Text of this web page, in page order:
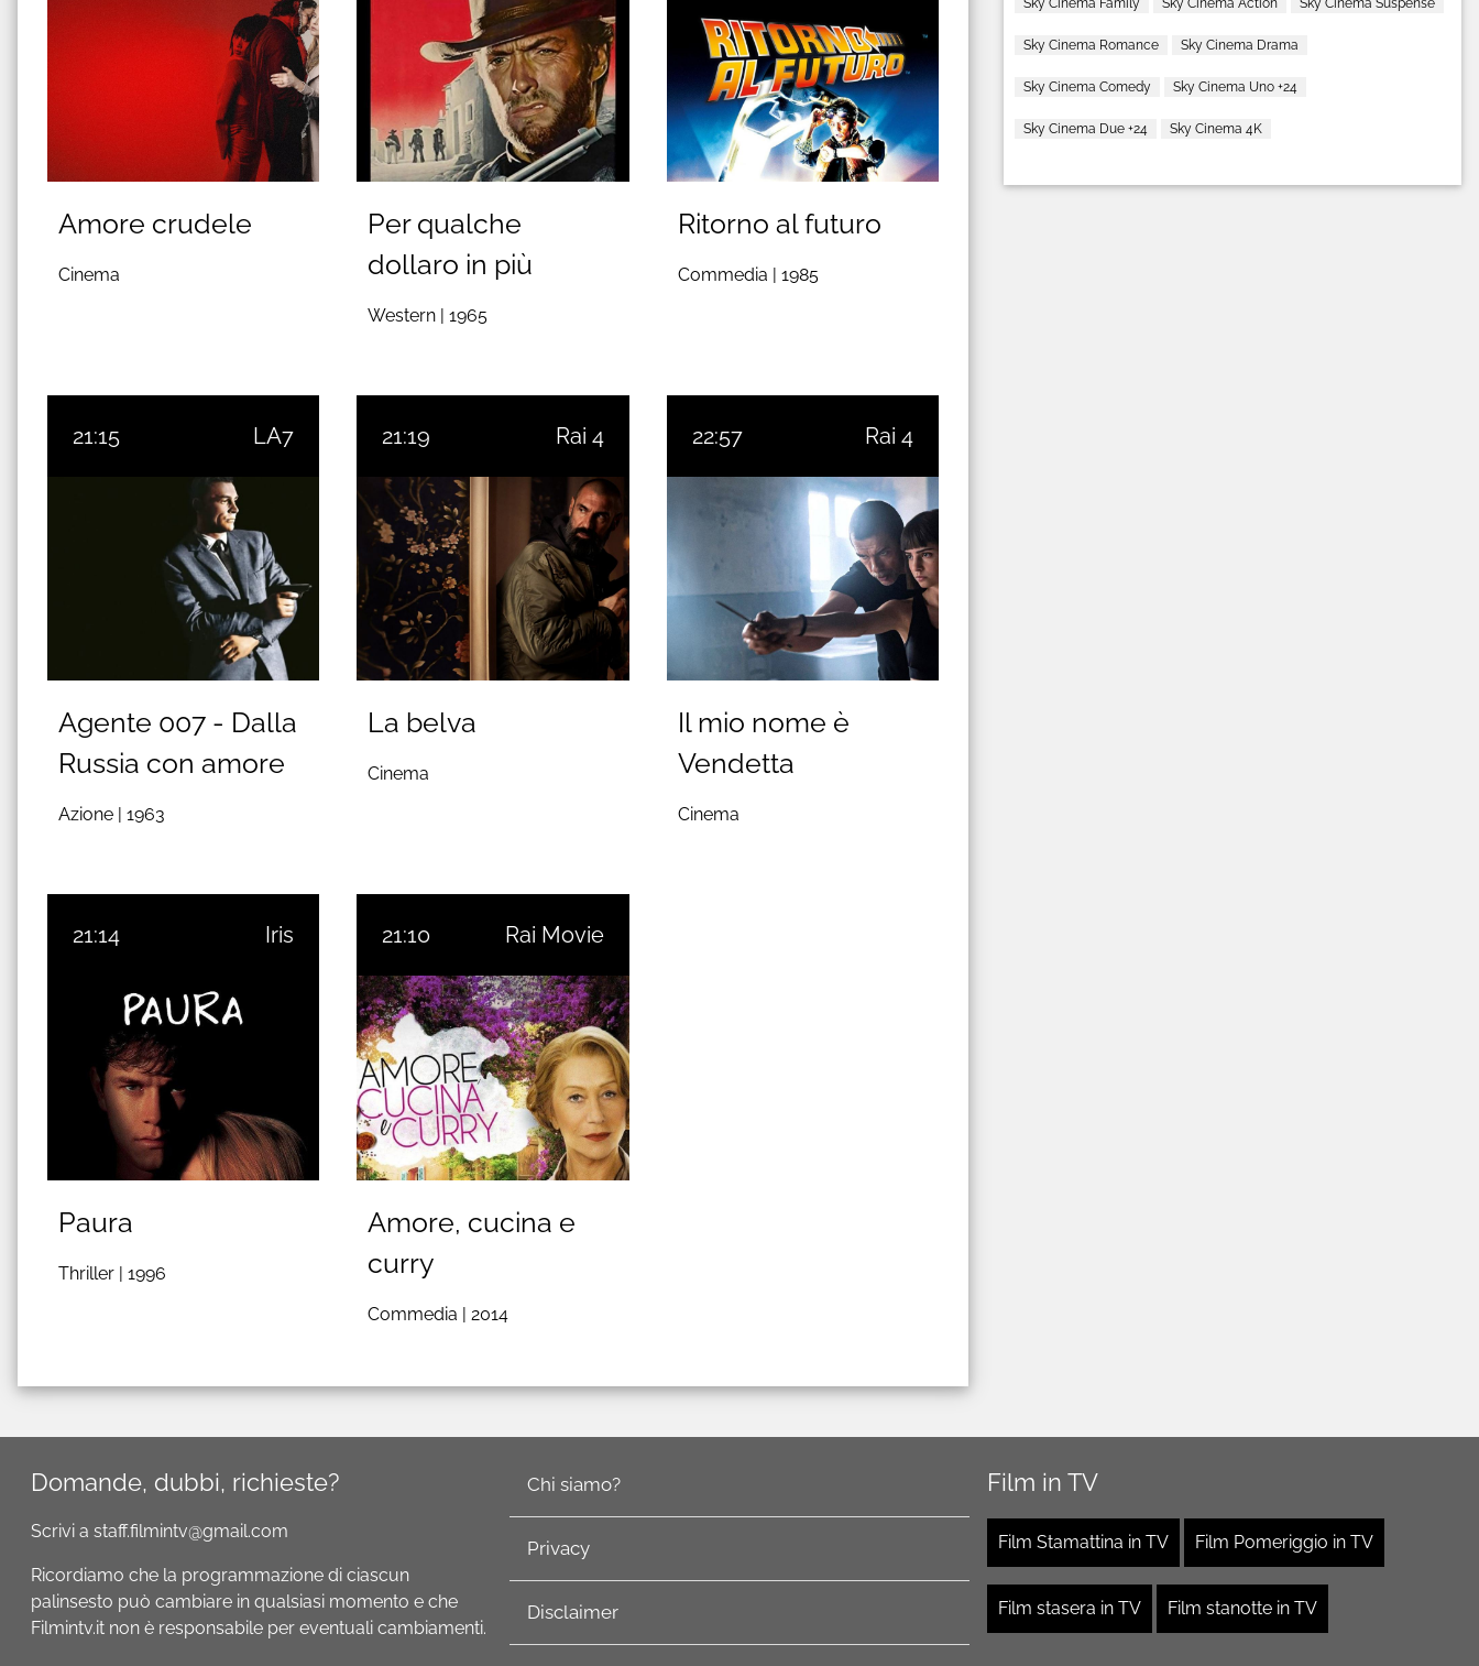
Amore crudele
Cinema
Per qualche
dollaro in più
Western |1965
Ritorno al futuro
Commedia | 1985
21:15 LA7
Agente 007 - Dalla
Russia con amore
Azione | 1963
21:19 Rai 4
La belva
Cinema
22:57 Rai 4
Il mio nome è
Vendetta
Cinema
21:14 Iris
Paura
Thriller | 1996
21:10 Rai Movie
Amore, cucina e
curry
Commedia | 2014
Sky Cinema Family Sky Cinema Action Sky Cinema Suspense
Sky Cinema Romance Sky Cinema Drama
Sky Cinema Comedy Sky Cinema Uno +24
Sky Cinema Due +24 Sky Cinema 4K
Domande, dubbi, richieste?
Scrivi a staff.filmintv@gmail.com
Ricordiamo che la programmazione di ciascun
palinsesto può cambiare in qualsiasi momento e che
Filmintv.it non è responsabile per eventuali cambiamenti.
Chi siamo?
Privacy
Disclaimer
Film in TV
Film Stamattina in TV Film Pomeriggio in TV
Film stasera in TV Film stanotte in TV